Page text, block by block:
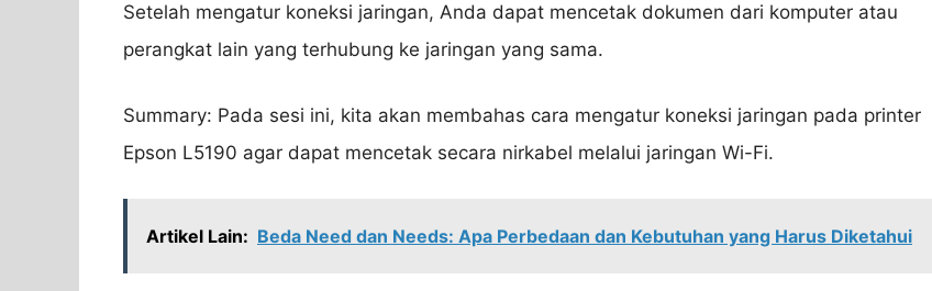
Setelah mengatur koneksi jaringan, Anda dapat mencetak dokumen dari komputer atau
perangkat lain yang terhubung ke jaringan yang sama.
Summary: Pada sesi ini, kita akan membahas cara mengatur koneksi jaringan pada printer
Epson L5190 agar dapat mencetak secara nirkabel melalui jaringan Wi-Fi.
Artikel Lain: Beda Need dan Needs: Apa Perbedaan dan Kebutuhan yang Harus Diketahui